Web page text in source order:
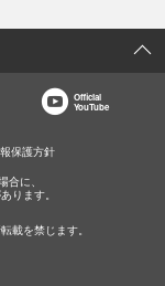
Official
YouTube
保護方針
合に、
ります。
載を禁じます。